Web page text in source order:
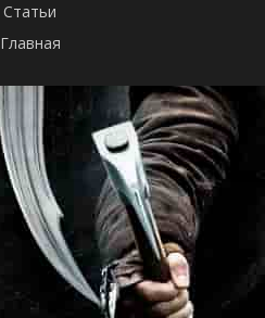
Статьи
Главная